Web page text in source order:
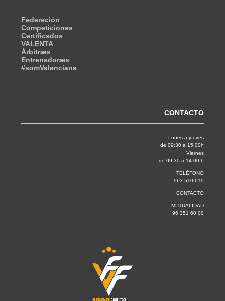
Federación
Competiciones
Certificados
VALENTA
Árbitræs
Entrenadoræs
#somValenciana
CONTACTO
Lunes a jueves
de 09:30 a 15.00h
Viernes
de 09:30 a 14.00 h
TELÉFONO
963 510 619
CONTACTO
MUTUALIDAD
96 351 60 00